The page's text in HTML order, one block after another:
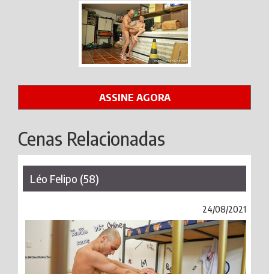
ASSINE AGORA
Cenas Relacionadas
Léo Felipo (58)
24/08/2021